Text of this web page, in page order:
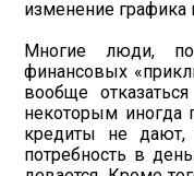
изменение графика
Многие люди,
финансовых
вообще
некоторым иногда
кредиты не дают,
потребность в